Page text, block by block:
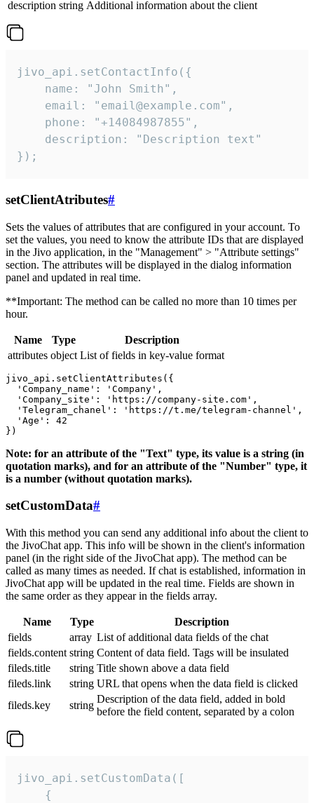
description string Additional information about the client
jivo_api.setContactInfo({
    name: "John Smith",
    email: "email@example.com",
    phone: "+14084987855",
    description: "Description text"
});
setClientAtributes#
Sets the values ​​of attributes that are configured in your account. To
set the values, you need to know the attribute IDs that are displayed
in the Jivo application, in the "Management" > "Attribute settings"
section. The attributes will be displayed in the dialog information
panel and updated in real time.
**Important: The method can be called no more than 10 times per
hour.
Name Type
Description
attributes object List of fields in key-value format
jivo_api.setClientAttributes({
  'Company_name': 'Company',
  'Company_site': 'https://company-site.com',
  'Telegram_chanel': 'https://t.me/telegram-channel',
  'Age': 42
Note: for an attribute of the "Text" type, its value is a string (in
quotation marks), and for an attribute of the "Number" type, it
is a number (without quotation marks).
setCustomData#
With this method you can send any additional info about the client to
the JivoChat app. This info will be shown in the client's information
panel (in the right side of the JivoChat app). The method can be
called as many times as needed. If chat is established, information in
JivoChat app will be updated in the real time. Fields are shown in
the same order as they appear in the fields array.
Name Type
Description
fields
array List of additional data fields of the chat
fields.content string Content of data field. Tags will be insulated
fileds.title
string Title shown above a data field
fileds.link
string URL that opens when the data field is clicked
fileds.key
string
Description of the data field, added in bold
before the field content, separated by a colon
jivo_api.setCustomData([
    {